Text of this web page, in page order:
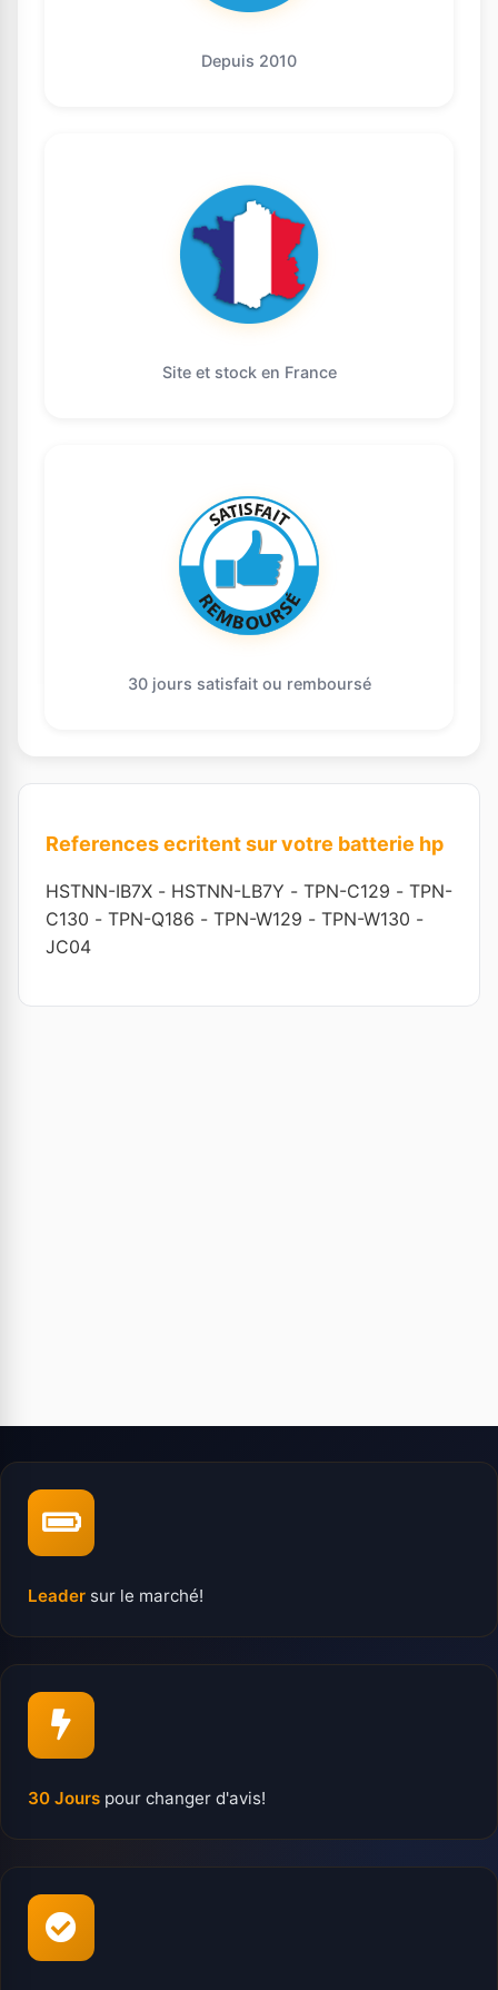
Depuis 2010
Site et stock en France
30 jours satisfait ou remboursé
References ecritent sur votre batterie hp
HSTNN-IB7X - HSTNN-LB7Y - TPN-C129 - TPN-
C130 - TPN-Q186 - TPN-W129 - TPN-W130 -
JC04
Leader sur le marché!
30 Jours pour changer d'avis!